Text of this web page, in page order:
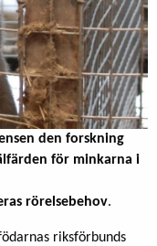
den forskning
för minkarna i
rörelsebehov.
riksförbunds